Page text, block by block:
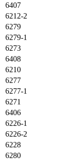
6407
6212-2
6279
6279-1
6273
6408
6210
6277
6277-1
6271
6406
6226-1
6226-2
6228
6280